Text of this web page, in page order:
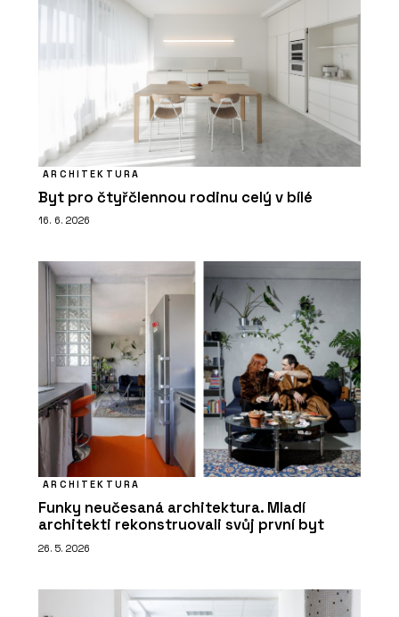
ARCHITEKTURA
Byt pro čtyřčlennou rodinu celý v bílé
16. 6. 2026
ARCHITEKTURA
Funky neučesaná architektura. Mladí
architekti rekonstruovali svůj první byt
26. 5. 2026